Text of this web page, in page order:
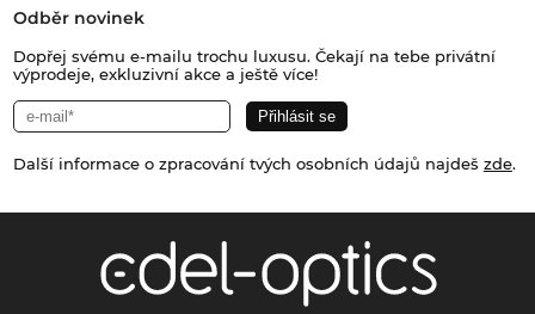
Odběr novinek
Dopřej svému e-mailu trochu luxusu. Čekají na tebe privátní
výprodeje, exkluzivní akce a ještě více!
Další informace o zpracování tvých osobních údajů najdeš zde.